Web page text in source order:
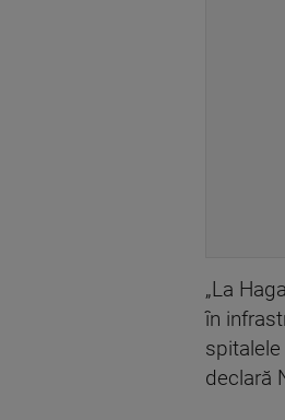
„La
în
declară